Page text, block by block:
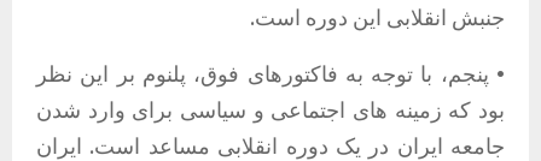
جنبش انقلابی این دوره است.
• پنجم، با توجه به فاکتورهای فوق، پلنوم بر این نظر
بود که زمینه های اجتماعی و سیاسی برای وارد شدن
جامعه ایران در یک دوره انقلابی مساعد است. ایران